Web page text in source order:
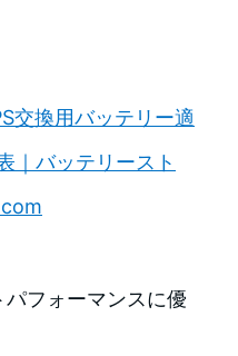
交換用バッテリー適
｜バッテリースト
フォーマンスに優